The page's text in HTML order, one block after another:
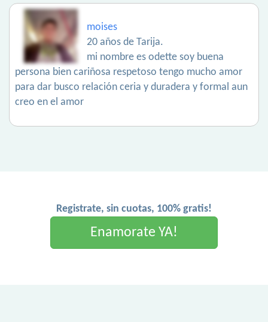
moises
20 años de Tarija.
mi nombre es odette soy buena
persona bien cariñosa respetoso tengo mucho amor
para dar busco relación ceria y duradera y formal aun
creo en el amor
Registrate, sin cuotas, 100% gratis!
Enamorate YA!